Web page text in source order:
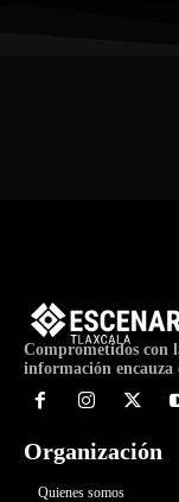
Comprometidos con
información encauza
Organización
Quienes somos